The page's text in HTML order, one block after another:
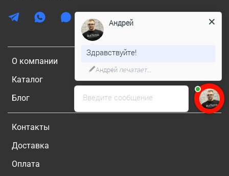
О компании
Каталог
Блог
Контакты
Доставка
Оплата
Введите сообщение
Андрей
Здравствуйте!
Андрей печатает...